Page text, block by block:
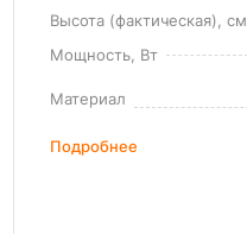
Высота (фактическая), см
Мощность, Вт
Материал
Подробнее